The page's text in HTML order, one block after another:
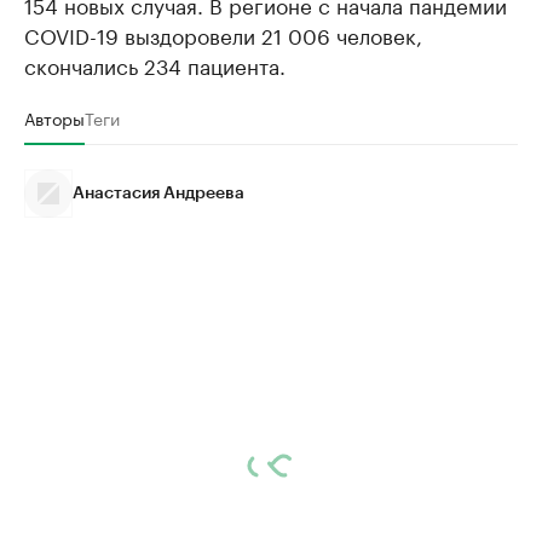
COVID-19 выздоровели 21 006 человек,
скончались 234 пациента.
АвторыТеги
Анастасия Андреева